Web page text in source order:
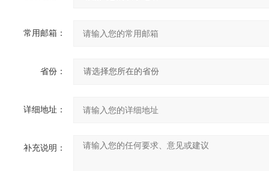
常用邮箱：
省份：
详细地址：
补充说明：